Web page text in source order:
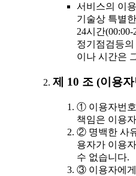
서비스의 이
기술상 특별
24시간
정기점검등
이나 시간은
제 10 조 (이용
① 이용자번호
책임은 이용
② 명백한 사
용자가 이용
수 없습니다.
③ 이용자에게